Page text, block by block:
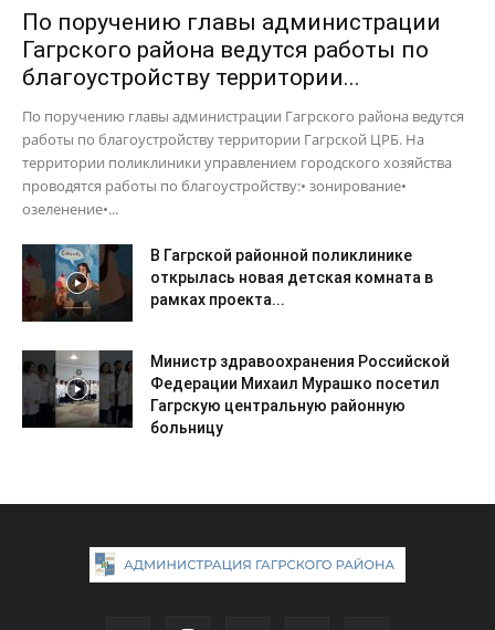
По поручению главы администрации
Гагрского района ведутся работы по
благоустройству территории...
По поручению главы администрации Гагрского района ведутся
работы по благоустройству территории Гагрской ЦРБ. На
территории поликлиники управлением городского хозяйства
проводятся работы по благоустройству:• зонирование•
озеленение•...
В Гагрской районной поликлинике
открылась новая детская комната в
рамках проекта...
Министр здравоохранения Российской
Федерации Михаил Мурашко посетил
Гагрскую центральную районную
больницу